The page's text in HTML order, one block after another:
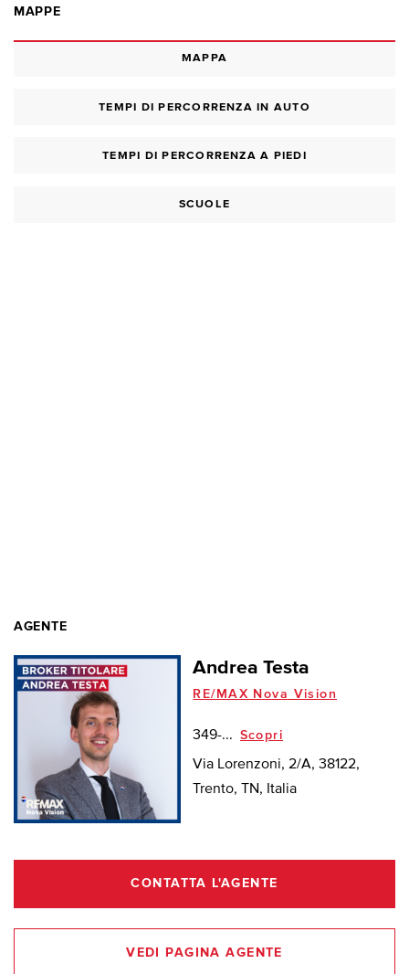
MAPPE
MAPPA
TEMPI DI PERCORRENZA IN AUTO
TEMPI DI PERCORRENZA A PIEDI
SCUOLE
AGENTE
Andrea Testa
RE/MAX Nova Vision
349-... Scopri
Via Lorenzoni, 2/A, 38122,
Trento, TN, Italia
CONTATTA L'AGENTE
VEDI PAGINA AGENTE